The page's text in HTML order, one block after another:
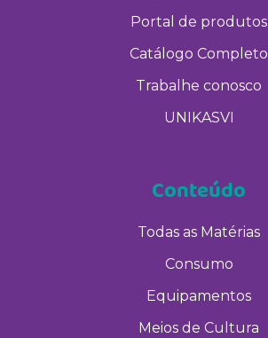
Portal de produtos
Catálogo Completo
Trabalhe conosco
UNIKASVI
Conteúdo
Todas as Matérias
Consumo
Equipamentos
Meios de Cultura